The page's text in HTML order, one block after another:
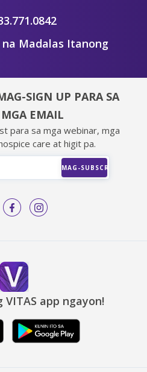
na Madalas Itanong
SIGN UP PARA SA
EMAIL
para sa mga webinar, mga
care at higit pa.
app ngayon!